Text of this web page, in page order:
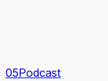
05Podcast